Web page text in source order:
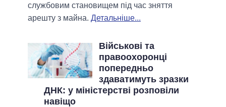
службовим становищем під час зняття
арешту з майна. Детальніше...
Військові та
правоохоронці
попередньо
здаватимуть зразки
ДНК: у міністерстві розповіли
навіщо